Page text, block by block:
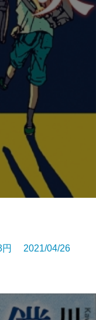
円 2021/04/26